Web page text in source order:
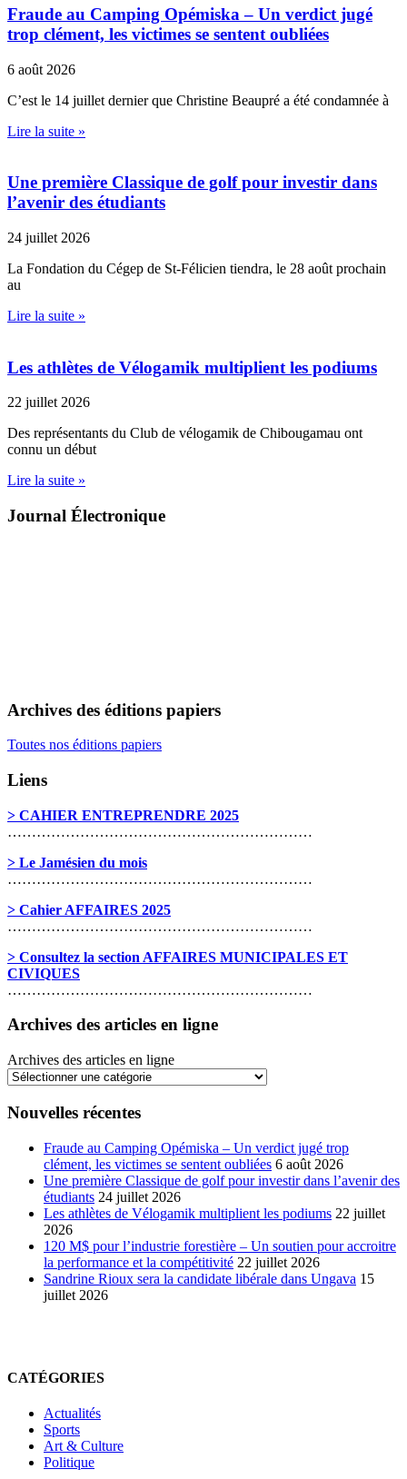
Fraude au Camping Opémiska – Un verdict jugé
trop clément, les victimes se sentent oubliées
6 août 2026
C’est le 14 juillet dernier que Christine Beaupré a été condamnée à
Lire la suite »
Une première Classique de golf pour investir dans
l’avenir des étudiants
24 juillet 2026
La Fondation du Cégep de St-Félicien tiendra, le 28 août prochain
au
Lire la suite »
Les athlètes de Vélogamik multiplient les podiums
22 juillet 2026
Des représentants du Club de vélogamik de Chibougamau ont
connu un début
Lire la suite »
Journal Électronique
Archives des éditions papiers
Toutes nos éditions papiers
Liens
> CAHIER ENTREPRENDRE 2025
………………………………………………………
> Le Jamésien du mois
………………………………………………………
> Cahier AFFAIRES 2025
………………………………………………………
> Consultez la section AFFAIRES MUNICIPALES ET
CIVIQUES
………………………………………………………
Archives des articles en ligne
Archives des articles en ligne
Nouvelles récentes
Fraude au Camping Opémiska – Un verdict jugé trop
clément, les victimes se sentent oubliées 6 août 2026
Une première Classique de golf pour investir dans l’avenir des
étudiants 24 juillet 2026
Les athlètes de Vélogamik multiplient les podiums 22 juillet
2026
120 M$ pour l’industrie forestière – Un soutien pour accroitre
la performance et la compétitivité 22 juillet 2026
Sandrine Rioux sera la candidate libérale dans Ungava 15
juillet 2026
CATÉGORIES
Actualités
Sports
Art & Culture
Politique